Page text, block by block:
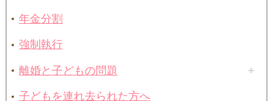
年金分割
強制執行
離婚と子どもの問題
子どもを連れ去られた方へ